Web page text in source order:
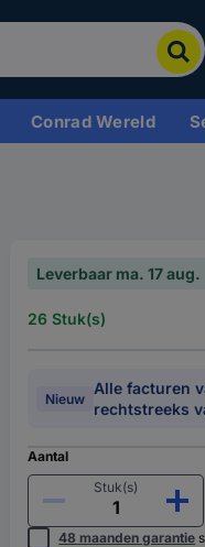
Conrad Wereld
Leverbaar ma. 17 aug.
26 Stuk(s)
Nieuw
Alle facturen
rechtstreeks
Aantal
Stuk(s)
48 maanden garantie